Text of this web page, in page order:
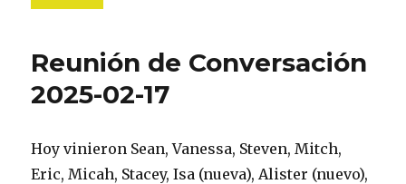
Reunión de Conversación
2025-02-17
Hoy vinieron Sean, Vanessa, Steven, Mitch,
Eric, Micah, Stacey, Isa (nueva), Alister (nuevo),